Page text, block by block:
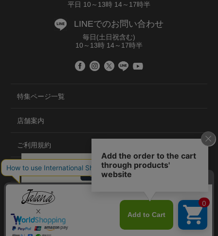
平日 10～13時 14～17時半
LINEでのお問い合わせ
毎日(土日祝含む)
10～13時 14～17時半
特集ページ一覧
店舗案内
ご利用規約
プライバシーポリシー
特定商取引法について
会社概要